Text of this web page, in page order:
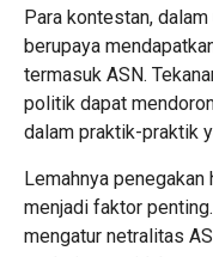
Para kontestan,
berupaya
termasuk ASN.
politik dapat
dalam praktik-praktik
Lemahnya
menjadi faktor
mengatur netralitas